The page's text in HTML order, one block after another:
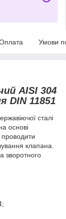
Умови
AISI 304
DIN 11851
сталі
основі
клапана.
зворотного